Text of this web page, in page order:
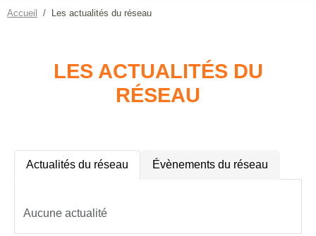
Accueil Les actualités du réseau
LES ACTUALITÉS DU
RÉSEAU
Actualités du réseau Évènements du réseau
Aucune actualité